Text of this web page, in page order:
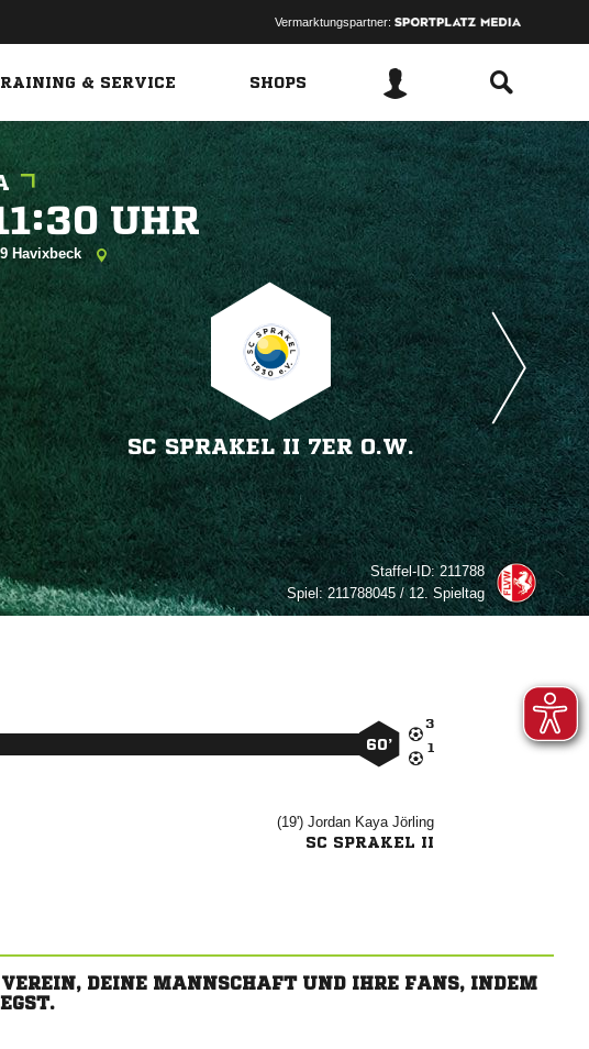
Vermarktungspartner:
& SERVICE SHOPS

Havixbeck
SC SPRAKEL II 7ER O.W.
Staffel-ID:211788
Spiel:211788045 / 12. Spieltag


60’
(19')  
SC SPRAKEL II
DEINE MANNSCHAFT UND IHRE FANS, INDEM